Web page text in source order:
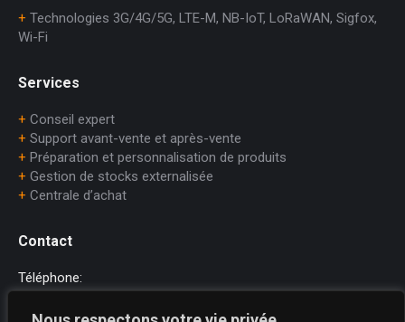
+ Technologies 3G/4G/5G, LTE-M, NB-IoT, LoRaWAN, Sigfox,
Wi-Fi
Services
+ Conseil expert
+ Support avant-vente et après-vente
+ Préparation et personnalisation de produits
+ Gestion de stocks externalisée
+ Centrale d’achat
Contact
Téléphone: